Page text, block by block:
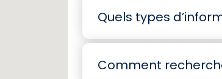
Quels types
Comment